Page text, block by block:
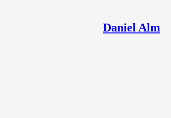
Daniel Alm